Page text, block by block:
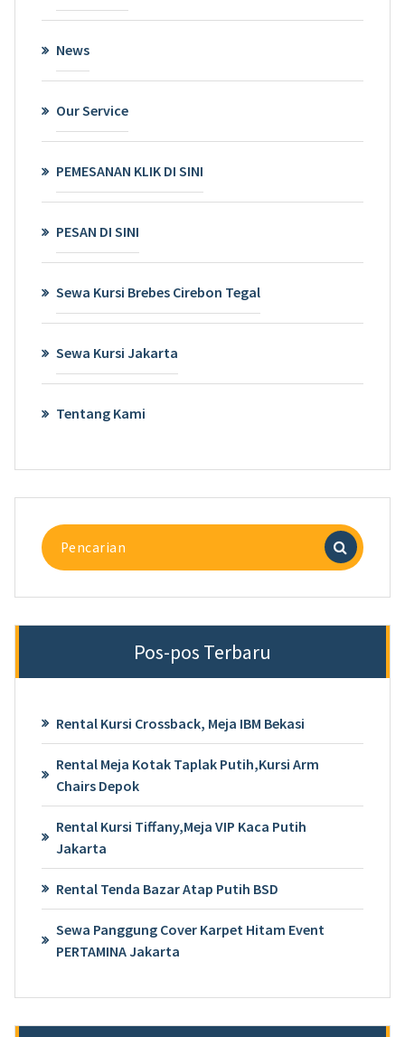
News
Our Service
PEMESANAN KLIK DI SINI
PESAN DI SINI
Sewa Kursi Brebes Cirebon Tegal
Sewa Kursi Jakarta
Tentang Kami
Pencarian
untuk:
Pos-pos Terbaru
Rental Kursi Crossback, Meja IBM Bekasi
Rental Meja Kotak Taplak Putih,Kursi Arm
Chairs Depok
Rental Kursi Tiffany,Meja VIP Kaca Putih
Jakarta
Rental Tenda Bazar Atap Putih BSD
Sewa Panggung Cover Karpet Hitam Event
PERTAMINA Jakarta